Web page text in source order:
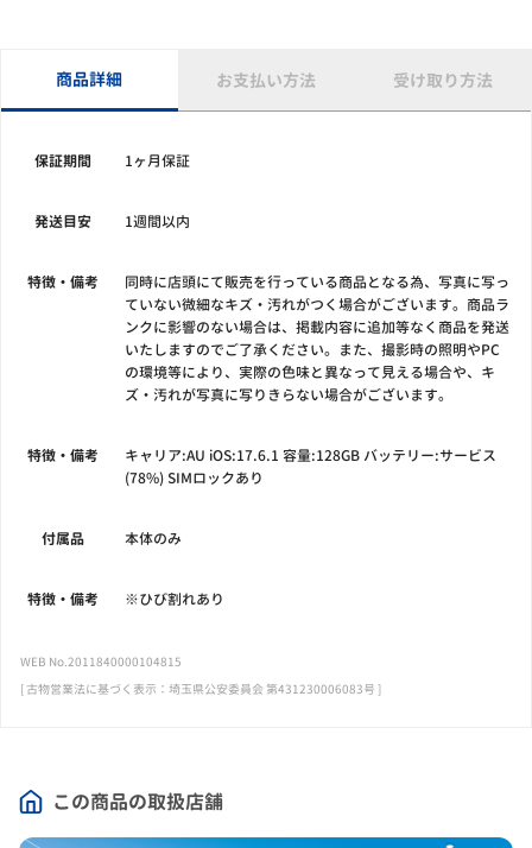
この商品の取扱店舗
商品詳細 お支払い方法 受け取り方法
保証期間 1ヶ月保証
発送目安 1週間以内
特徴・備考
同時に店頭にて販売を行っている商品となる為、写真に写っ
ていない微細なキズ・汚れがつく場合がございます。商品ラ
ンクに影響のない場合は、掲載内容に追加等なく商品を発送
いたしますのでご了承ください。また、撮影時の照明やPC
の環境等により、実際の色味と異なって見える場合や、キ
ズ・汚れが写真に写りきらない場合がございます。
特徴・備考
キャリア:AU iOS:17.6.1 容量:128GB バッテリー:サービス
(78%) SIMロックあり
付属品 本体のみ
特徴・備考 ※ひび割れあり
WEB No.2011840000104815
[ 古物営業法に基づく表示：埼玉県公安委員会 第431230006083号 ]